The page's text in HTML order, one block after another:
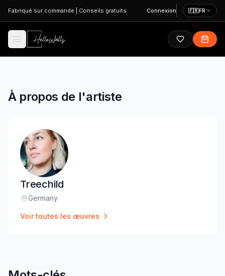
Aller au contenu principal
Fabriqué sur commande Conseils gratuits Connexion 🇫🇷FR
À propos de l'artiste
Treechild
Lieu:
Germany
Voir toutes les œuvres